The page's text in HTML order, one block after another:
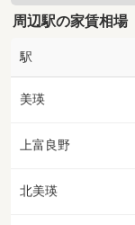
周辺駅の家賃相場
駅
美瑛
上富良野
北美瑛